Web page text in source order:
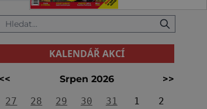
KALENDÁŘ AKCÍ
<< Srpen 2026
>>
27
28 29 30 31 1
2